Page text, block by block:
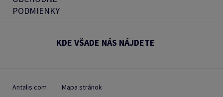
PODMIENKY
KDE VŠADE NÁS NÁJDETE
Antalis.com Mapa stránok